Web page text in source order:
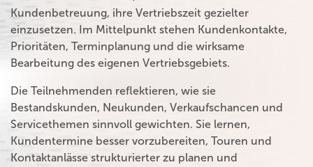
Kundenbetreuung, ihre Vertriebszeit gezielter
einzusetzen. Im Mittelpunkt stehen Kundenkontakte,
Prioritäten, Terminplanung und die wirksame
Bearbeitung des eigenen Vertriebsgebiets.
Die Teilnehmenden reflektieren, wie sie
Bestandskunden, Neukunden, Verkaufschancen und
Servicethemen sinnvoll gewichten. Sie lernen,
Kundentermine besser vorzubereiten, Touren und
Kontaktanlässe strukturierter zu planen und